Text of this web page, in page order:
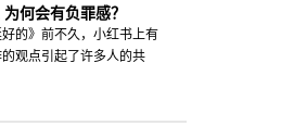
何会有负罪感？
好的》前不久，小红书上有
观点引起了许多人的共